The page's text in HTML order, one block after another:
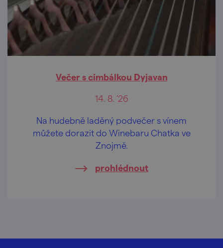
Večer s cimbálkou Dyjavan
14. 8. '26
Na hudebně laděný podvečer s vínem
můžete dorazit do Winebaru Chatka ve
Znojmě.
prohlédnout